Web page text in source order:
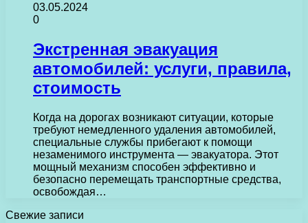
03.05.2024
0
Экстренная эвакуация
автомобилей: услуги, правила,
стоимость
Когда на дорогах возникают ситуации, которые
требуют немедленного удаления автомобилей,
специальные службы прибегают к помощи
незаменимого инструмента — эвакуатора. Этот
мощный механизм способен эффективно и
безопасно перемещать транспортные средства,
освобождая…
Свежие записи